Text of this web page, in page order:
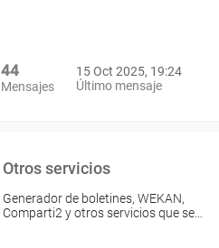
44
Mensajes
15 Oct 2025, 19:24
Último mensaje
Otros servicios
Generador de boletines, WEKAN,
Comparti2 y otros servicios que se…